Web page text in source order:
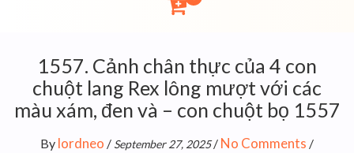
1557. Cảnh chân thực của 4 con
chuột lang Rex lông mượt với các
màu xám, đen và – con chuột bọ 1557
By lordneo / September 27, 2025/ No Comments /